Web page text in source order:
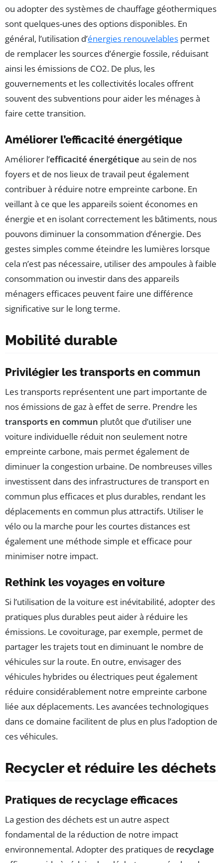
ou adopter des systèmes de chauffage géothermiques
sont quelques-unes des options disponibles. En
général, l’utilisation d’énergies renouvelables permet
de remplacer les sources d’énergie fossile, réduisant
ainsi les émissions de CO2. De plus, les
gouvernements et les collectivités locales offrent
souvent des subventions pour aider les ménages à
faire cette transition.
Améliorer l’efficacité énergétique
Améliorer l’efficacité énergétique au sein de nos
foyers et de nos lieux de travail peut également
contribuer à réduire notre empreinte carbone. En
veillant à ce que les appareils soient économes en
énergie et en isolant correctement les bâtiments, nous
pouvons diminuer la consommation d’énergie. Des
gestes simples comme éteindre les lumières lorsque
cela n’est pas nécessaire, utiliser des ampoules à faible
consommation ou investir dans des appareils
ménagers efficaces peuvent faire une différence
significative sur le long terme.
Mobilité durable
Privilégier les transports en commun
Les transports représentent une part importante de
nos émissions de gaz à effet de serre. Prendre les
transports en commun plutôt que d’utiliser une
voiture individuelle réduit non seulement notre
empreinte carbone, mais permet également de
diminuer la congestion urbaine. De nombreuses villes
investissent dans des infrastructures de transport en
commun plus efficaces et plus durables, rendant les
déplacements en commun plus attractifs. Utiliser le
vélo ou la marche pour les courtes distances est
également une méthode simple et efficace pour
minimiser notre impact.
Rethink les voyages en voiture
Si l’utilisation de la voiture est inévitabilité, adopter des
pratiques plus durables peut aider à réduire les
émissions. Le covoiturage, par exemple, permet de
partager les trajets tout en diminuant le nombre de
véhicules sur la route. En outre, envisager des
véhicules hybrides ou électriques peut également
réduire considérablement notre empreinte carbone
liée aux déplacements. Les avancées technologiques
dans ce domaine facilitent de plus en plus l’adoption de
ces véhicules.
Recycler et réduire les déchets
Pratiques de recyclage efficaces
La gestion des déchets est un autre aspect
fondamental de la réduction de notre impact
environnemental. Adopter des pratiques de recyclage